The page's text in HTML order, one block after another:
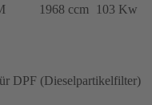
1968 ccm 103 Kw
DPF (Dieselpartikelfilter)